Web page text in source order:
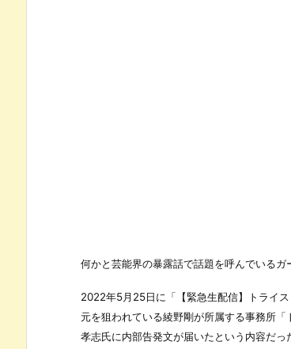
何かと芸能界の暴露話で話題を呼んでいる
2022年5月25日に「【緊急生配信】トライ
元を狙われている綾野剛が所属する事務所
孝志氏に内部告発文が届いたという内容だ